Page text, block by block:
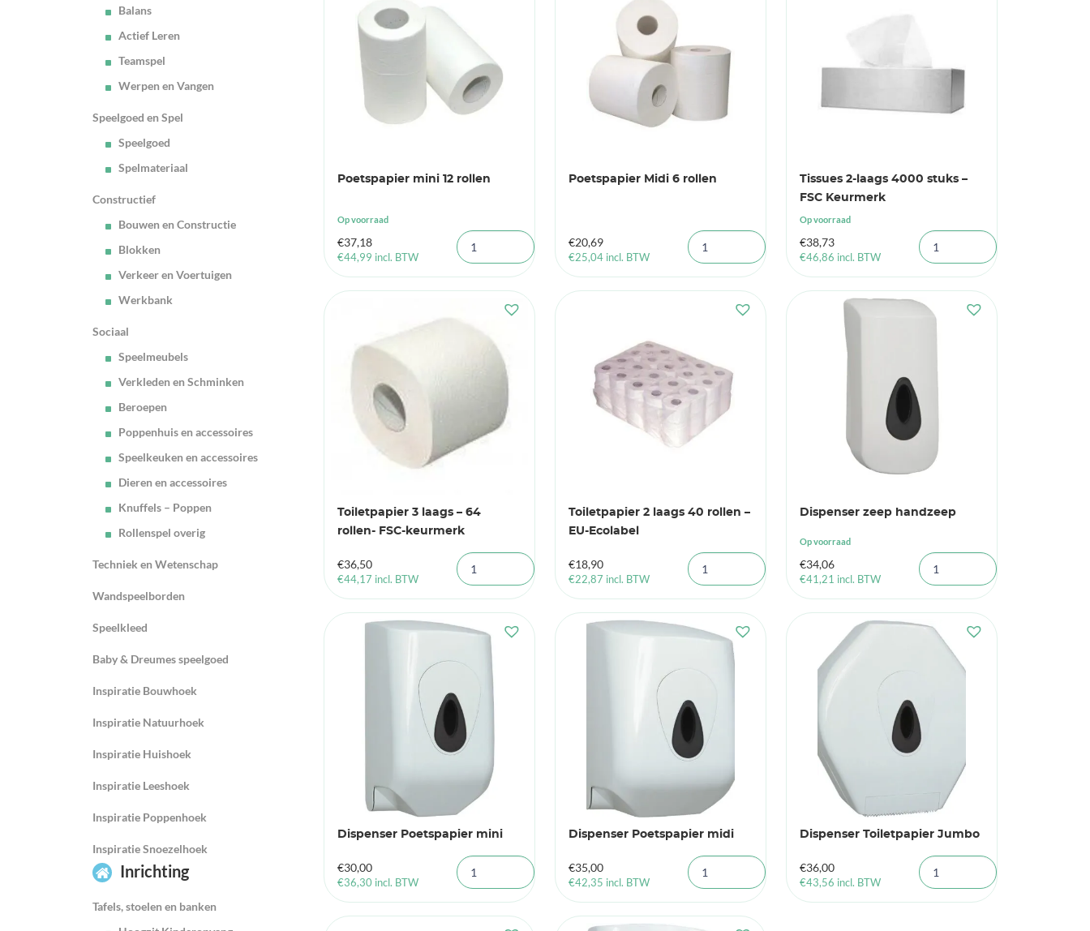
Balans
Actief Leren
Teamspel
Werpen en Vangen
Speelgoed en Spel
Speelgoed
Spelmateriaal
Constructief
Bouwen en Constructie
Blokken
Verkeer en Voertuigen
Werkbank
Sociaal
Speelmeubels
Verkleden en Schminken
Beroepen
Poppenhuis en accessoires
Speelkeuken en accessoires
Dieren en accessoires
Knuffels – Poppen
Rollenspel overig
Techniek en Wetenschap
Wandspeelborden
Speelkleed
Baby & Dreumes speelgoed
Inspiratie Bouwhoek
Inspiratie Natuurhoek
Inspiratie Huishoek
Inspiratie Leeshoek
Inspiratie Poppenhoek
Inspiratie Snoezelhoek
Inrichting
Tafels, stoelen en banken
Poetspapier mini 12 rollen
Op voorraad
€37,18
€44,99 incl. BTW
Poetspapier Midi 6 rollen
€20,69
€25,04 incl. BTW
Tissues 2-laags 4000 stuks –
FSC Keurmerk
Op voorraad
€38,73
€46,86 incl. BTW
Toiletpapier 3 laags – 64
rollen- FSC-keurmerk
€36,50
€44,17 incl. BTW
Toiletpapier 2 laags 40 rollen –
EU-Ecolabel
€18,90
€22,87 incl. BTW
Dispenser zeep handzeep
Op voorraad
€34,06
€41,21 incl. BTW
Dispenser Poetspapier mini
€30,00
€36,30 incl. BTW
Dispenser Poetspapier midi
€35,00
€42,35 incl. BTW
Dispenser Toiletpapier Jumbo
€36,00
€43,56 incl. BTW